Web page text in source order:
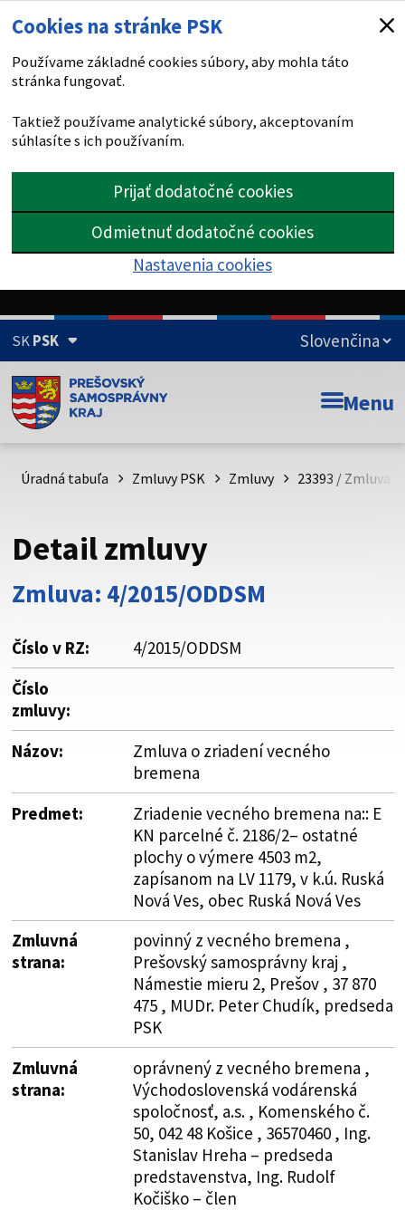
Cookies na stránke PSK
Používame základné cookies súbory, aby mohla táto
stránka fungovať.
Taktiež používame analytické súbory, akceptovaním
súhlasíte s ich používaním.
Prijať dodatočné cookies
Odmietnuť dodatočné cookies
Nastavenia cookies
SKPSK
Doména psk.sk je oficiálna
Toto je oficiálna webová stránka Prešovského
psk.sk.
Buďte pozorní a vždy sa uistite, že zdieľate informácie iba
cez zabezpečenú webovú stránku. Zabezpečená stránka
vždy začína https:// pred názvom domény webového sídla.
Menu
Úradná tabuľa Zmluvy PSK Zmluvy 23393 / Zmluva
Detail zmluvy
Zmluva: 4/2015/ODDSM
Číslo v RZ:
4/2015/ODDSM
Číslo
zmluvy:
Názov:
Zmluva o zriadení vecného
bremena
Predmet:
Zriadenie vecného bremena na:: E
KN parcelné č. 2186/2– ostatné
plochy o výmere 4503 m2,
zapísanom na LV 1179, v k.ú. Ruská
Nová Ves, obec Ruská Nová Ves
Zmluvná
strana:
povinný z vecného bremena ,
Prešovský samosprávny kraj ,
Námestie mieru 2, Prešov , 37 870
475 , MUDr. Peter Chudík, predseda
PSK
Zmluvná
strana:
oprávnený z vecného bremena ,
Východoslovenská vodárenská
spoločnosť, a.s. , Komenského č.
50, 042 48 Košice , 36570460 , Ing.
Stanislav Hreha – predseda
predstavenstva, Ing. Rudolf
Kočiško – člen